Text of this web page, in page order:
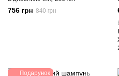
756 грн 840 грн
Подарунок